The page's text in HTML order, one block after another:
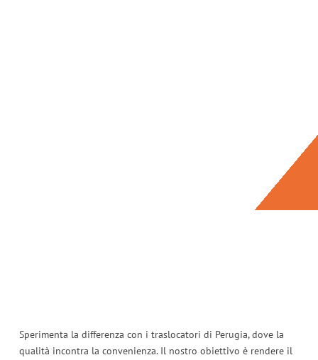
Sperimenta la differenza con i traslocatori di Perugia, dove la
qualità incontra la convenienza. Il nostro obiettivo è rendere il